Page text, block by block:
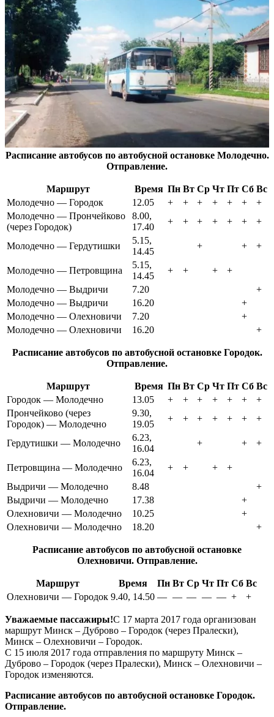
Расписание автобусов по автобусной остановке Молодечно.
Отправление.
Маршрут Время Пн Вт Ср Чт Пт Сб Вс
Молодечно — Городок
12.05 + + + + + +
+
Молодечно — Прончейково
(через Городок)
8.00,
17.40
+ + + + + + +
Молодечно — Гердутишки
5.15,
14.45
+ + +
Молодечно — Петровщина
5.15,
14.45
+ + +
+
Молодечно — Выдричи
7.20
+
Молодечно — Выдричи
16.20
+
Молодечно — Олехновичи
7.20
+
Молодечно — Олехновичи
16.20 +
Расписание автобусов по автобусной остановке Городок.
Отправление.
Маршрут Время Пн Вт Ср Чт Пт Сб Вс
Городок — Молодечно
13.05 + + + + + +
+
Прончейково (через
Городок) — Молодечно
9.30,
19.05
+ + + + + + +
Гердутишки — Молодечно
6.23,
16.04
+ + +
Петровщина — Молодечно
6.23,
16.04
+ + +
+
Выдричи — Молодечно
8.48
+
Выдричи — Молодечно
17.38
+
Олехновичи — Молодечно
10.25
+
Олехновичи — Молодечно
18.20 +
Расписание автобусов по автобусной остановке
Олехновичи. Отправление.
Маршрут Время Пн Вт Ср Чт Пт Сб Вс
Олехновичи — Городок 9.40, 14.50 — — — — — + +
Уважаемые пассажиры!С 17 марта 2017 года организован
маршрут Минск – Дуброво – Городок (через Пралески),
Минск – Олехновичи – Городок.
С 15 июля 2017 года отправления по маршруту Минск –
Дуброво – Городок (через Пралески), Минск – Олехновичи –
Городок изменяются.
Расписание автобусов по автобусной остановке Городок.
Отправление.